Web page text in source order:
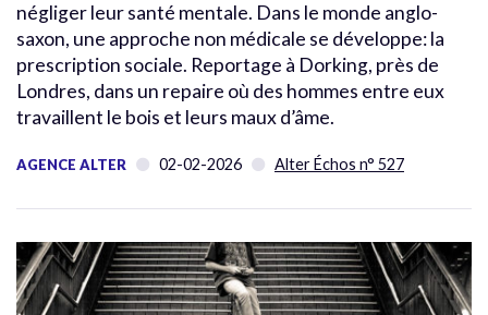
négliger leur santé mentale. Dans le monde anglo-
saxon, une approche non médicale se développe: la
prescription sociale. Reportage à Dorking, près de
Londres, dans un repaire où des hommes entre eux
travaillent le bois et leurs maux d’âme.
AGENCE ALTER 02-02-2026 Alter Échos n° 527